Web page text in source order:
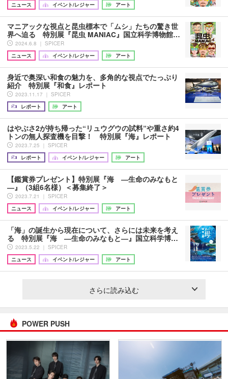
ニュース イベント/レジャー アート
マニアックな視点と昆虫標本で「ムシ」たちの驚き世
界へ迫る 特別展『昆虫 MANIAC』国立科学博物館…
2024.6.8 ｜ SPICER
ニュース
イベント/レジャー アート
身近で奥深い和食の魅力を、多角的な視点でたっぷり
紹介 特別展『和食』レポート
2023.11.17 ｜ SPICER
レポート
アート
はやぶさ2が持ち帰った“リュウグウの試料”や重さ約4
トンの無人探査機を目撃！ 特別展『海』レポート
2023.7.25 ｜ SPICER
レポート
イベント/レジャー アート
【鑑賞券プレゼント】特別展『海 ―生命のみなもと
―』（3組6名様）＜募集終了＞
2023.7.21 ｜ SPICER
ニュース
イベント/レジャー アート
「海」の誕生から現在について、さらには未来を考え
る 特別展『海 ―生命のみなもと―』国立科学博…
2023.5.22 ｜ SPICER
ニュース
イベント/レジャー アート
さらに読み込む
POWER PUSH